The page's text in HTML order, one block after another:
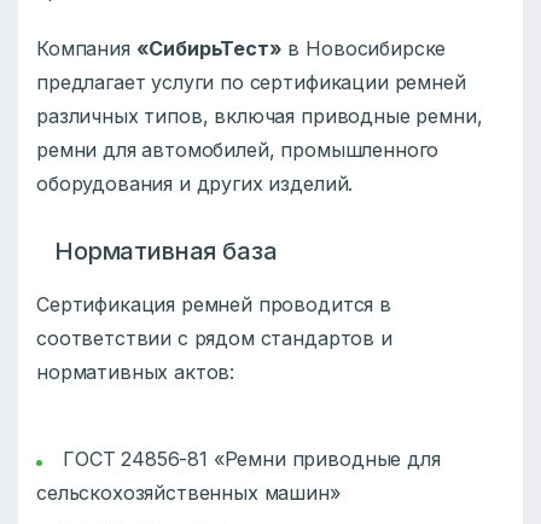
Компания «СибирьТест» в Новосибирске
предлагает услуги по сертификации ремней
различных типов, включая приводные ремни,
ремни для автомобилей, промышленного
оборудования и других изделий.
Нормативная база
Сертификация ремней проводится в
соответствии с рядом стандартов и
нормативных актов:
ГОСТ 24856-81 «Ремни приводные для
сельскохозяйственных машин»